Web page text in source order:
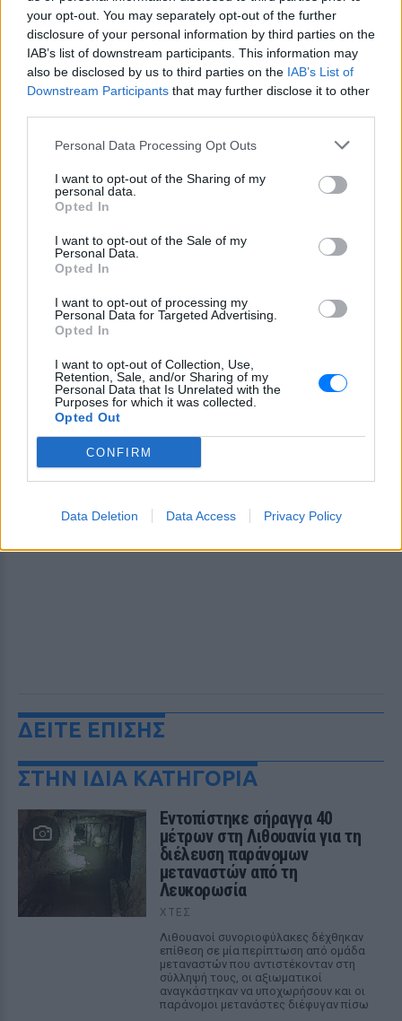
your opt-out. You may separately opt-out of the further
disclosure of your personal information by third parties on the
IAB’s list of downstream participants. This information may
also be disclosed by us to third parties on the IAB’s List of
Downstream Participants that may further disclose it to other
Personal Data Processing Opt Outs
I want to opt-out of the Sharing of my
personal data.
Opted In
I want to opt-out of the Sale of my
Personal Data.
Opted In
I want to opt-out of processing my
Personal Data for Targeted Advertising.
Opted In
I want to opt-out of Collection, Use,
Retention, Sale, and/or Sharing of my
Personal Data that Is Unrelated with the
Purposes for which it was collected.
Opted Out
CONFIRM
Data Deletion Data Access Privacy Policy
τα πιο hot νέα
Για ακόμη περισσότερα
ροή
Ακολουθήστε το E-Radio.gr και στο Instagram
ΔΙΑΦΗΜΙΣΗ
ΔΕΙΤΕ ΕΠΙΣΗΣ
ΣΤΗΝ ΙΔΙΑ ΚΑΤΗΓΟΡΙΑ
Εντοπίστηκε σήραγγα 40
μέτρων στη Λιθουανία για τη
διέλευση παράνομων
μεταναστών από τη
Λευκορωσία
ΧΤΕΣ
Λιθουανοί συνοριοφύλακες δέχθηκαν
επίθεση σε μία περίπτωση από ομάδα
μεταναστών που αντιστέκονταν στη
σύλληψή τους, οι αξιωματικοί
αναγκάστηκαν να υποχωρήσουν και οι
παράνομοι μετανάστες διέφυγαν πίσω